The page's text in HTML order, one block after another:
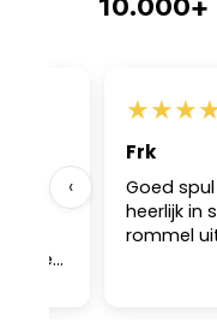
‹
mee
★★★
Frk
Goed
heerlijk in
rommel